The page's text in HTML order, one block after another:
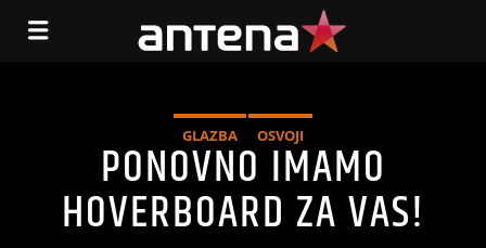
GLAZBA OSVOJI
PONOVNO IMAMO
HOVERBOARD ZA VAS!